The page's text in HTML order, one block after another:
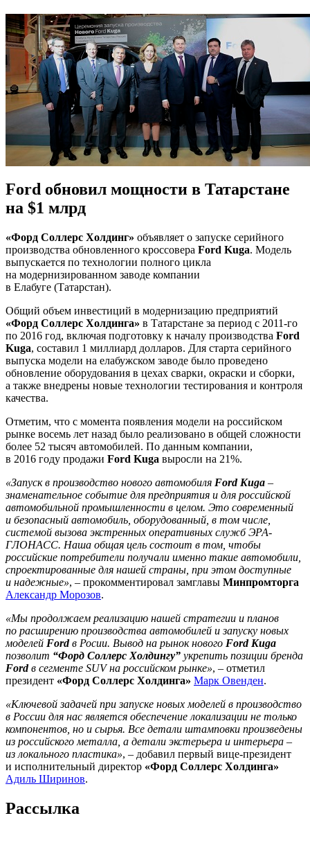
Ford обновил мощности в Татарстане
на $1 млрд
«Форд Соллерс Холдинг» объявляет о запуске серийного
производства обновленного кроссовера Ford Kuga. Модель
выпускается по технологии полного цикла
на модернизированном заводе компании
в Елабуге (Татарстан).
Общий объем инвестиций в модернизацию предприятий
«Форд Соллерс Холдинга» в Татарстане за период с 2011-го
по 2016 год, включая подготовку к началу производства Ford
Kuga, составил 1 миллиард долларов. Для старта серийного
выпуска модели на елабужском заводе было проведено
обновление оборудования в цехах сварки, окраски и сборки,
а также внедрены новые технологии тестирования и контроля
качества.
Отметим, что с момента появления модели на российском
рынке восемь лет назад было реализовано в общей сложности
более 52 тысяч автомобилей. По данным компании,
в 2016 году продажи Ford Kuga выросли на 21%.
«Запуск в производство нового автомобиля Ford Kuga –
знаменательное событие для предприятия и для российской
автомобильной промышленности в целом. Это современный
и безопасный автомобиль, оборудованный, в том числе,
системой вызова экстренных оперативных служб ЭРА-
ГЛОНАСС. Наша общая цель состоит в том, чтобы
российские потребители получали именно такие автомобили,
спроектированные для нашей страны, при этом доступные
и надежные», – прокомментировал замглавы Минпромторга
Александр Морозов.
«Мы продолжаем реализацию нашей стратегии и планов
по расширению производства автомобилей и запуску новых
моделей Fordв Росии. Вывод на рынок нового Ford Kuga
позволит “Форд Соллерс Холдингу” укрепить позиции бренда
Fordв сегменте SUV на российском рынке», – отметил
президент «Форд Соллерс Холдинга» Марк Овенден.
«Ключевой задачей при запуске новых моделей в производство
в России для нас является обеспечение локализации не только
компонентов, но и сырья. Все детали штамповки произведены
из российского металла, а детали экстерьера и интерьера –
из локального пластика», – добавил первый вице-президент
и исполнительный директор «Форд Соллерс Холдинга»
Адиль Ширинов.
Рассылка